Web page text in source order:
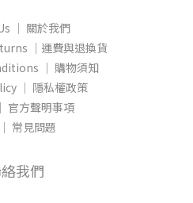
│ 關於我們
│運費與退換貨
│ 購物須知
│ 隱私權政策
官方聲明事項
常見問題
我們